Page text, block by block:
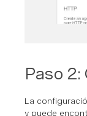
Paso
La
y puede